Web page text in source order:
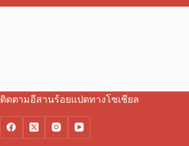
ติดตามอีสานร้อยแปดทางโซเชียล